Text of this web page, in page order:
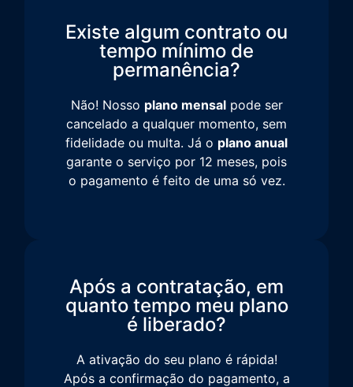
Existe algum contrato ou
tempo mínimo de
permanência?
Não! Nosso plano mensalpode ser
cancelado a qualquer momento, sem
fidelidade ou multa. Já o plano anual
garante o serviço por 12 meses, pois
o pagamento é feito de uma só vez.
Após a contratação, em
quanto tempo meu plano
é liberado?
A ativação do seu plano é rápida!
Após a confirmação do pagamento, a